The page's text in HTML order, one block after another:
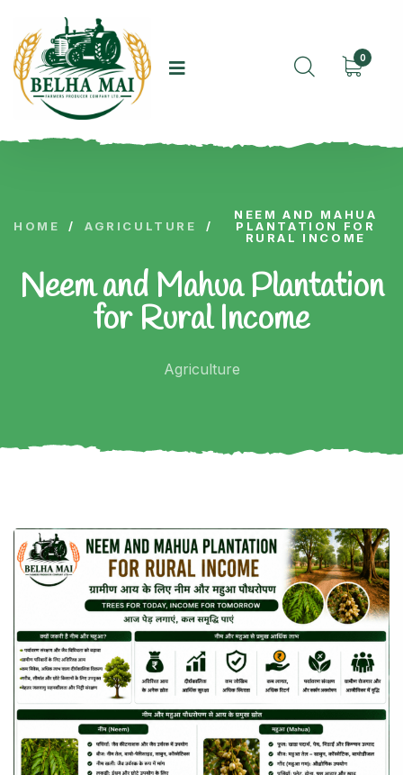
0
HOME / AGRICULTURE /
NEEM AND MAHUA
PLANTATION FOR
RURAL INCOME
Neem and Mahua Plantation
for Rural Income
Agriculture